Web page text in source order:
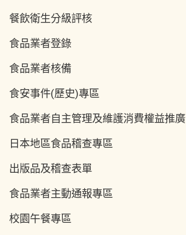
餐飲衛生分級評核
食品業者登錄
食品業者核備
食安事件(歷史)專區
食品業者自主管理及維護消費權益推廣
日本地區食品稽查專區
出版品及稽查表單
食品業者主動通報專區
校園午餐專區